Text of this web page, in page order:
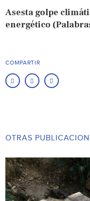
Asesta golpe
energético
COMPARTIR
OTRAS